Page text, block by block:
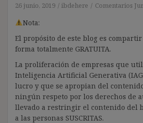
26 junio, 2019 ibdehere Comentarios
Nota:
El propósito de este blog es
forma totalmente GRATUITA.
La proliferación de empresas que
Inteligencia Artificial Generativa
lucro y que se apropian del
ningún respeto por los derechos de
llevado a restringir el contenido del
a las personas SUSCRITAS.